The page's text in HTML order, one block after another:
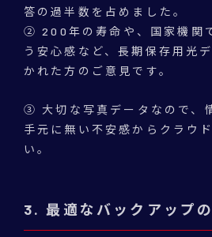
答の過半数を占めました。
② 200年の寿命や、国家機関
う安心感など、長期保存用光
かれた方のご意見です。
③ 大切な写真データなので、
手元に無い不安感からクラウ
い。
3. 最適なバックアップ